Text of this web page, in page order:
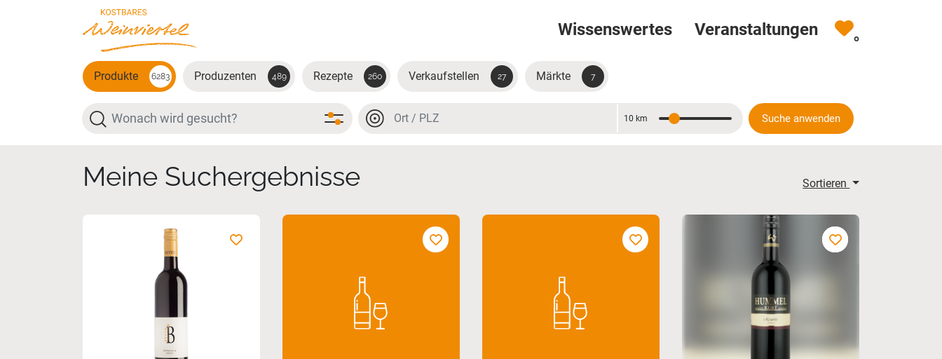
Zum Hauptinhalt springen
Wissenswertes Veranstaltungen 0
Produkte 6283 Produzenten 489 Rezepte 260 Verkaufstellen 27 Märkte 7
Suche Ort oder PLZ
Entfernung
10 km Suche anwenden
Meine Suchergebnisse Sortieren